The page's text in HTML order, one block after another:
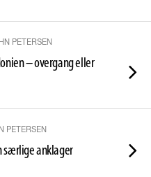
PETERSEN
– overgang eller
PETERSEN
særlige anklager